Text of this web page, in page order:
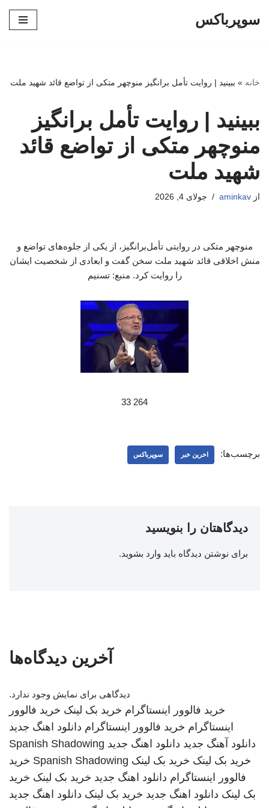
سوپرباکس
خانه » ببینید | روایت تأمل برانگیز منوچهر متکی از تواضع قائد شهید ملت
ببینید | روایت تأمل برانگیز
منوچهر متکی از تواضع قائد
شهید ملت
از aminkav جولای 4, 2026
منوچهر متکی در روایتی تأمل‌برانگیز، از یکی از جلوه‌های تواضع و
منش اخلاقی قائد شهید ملت سخن گفت و ابعادی از شخصیت ایشان
را روایت کرد. منبع: تسنیم
264 33
برچسب‌ها: اخرین خبر سوپرباکس
دیدگاهتان را بنویسید
برای نوشتن دیدگاه باید وارد بشوید.
آخرین دیدگاه‌ها
دیدگاهی برای نمایش وجود ندارد.
خرید فالوور اینستاگرام خرید بک لینک خرید فالوور
اینستاگرام خرید فالوور اینستاگرام دانلود اهنگ جدید
دانلود آهنگ جدید دانلود اهنگ جدید Spanish Shadowing
خرید بک لینک خرید بک لینک Spanish Shadowing خرید
فالوور اینستاگرام دانلود اهنگ جدید خرید بک لینک خرید
بک لینک دانلود اهنگ جدید خرید بک لینک دانلود اهنگ جدید